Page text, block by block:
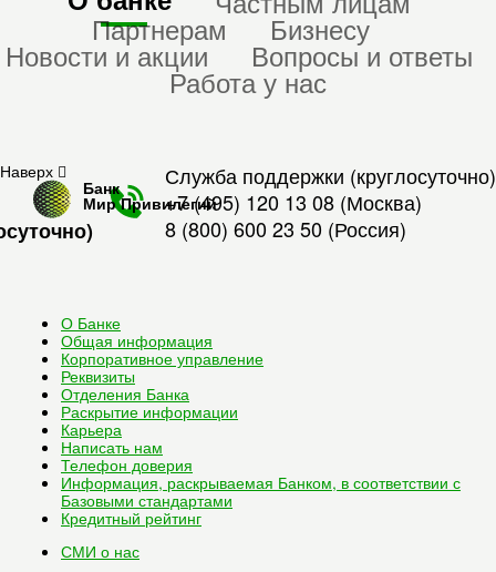
Партнерам Бизнесу
Новости и акции Вопросы и ответы
Работа у нас
Служба поддержки (круглосуточно)
+7 (495) 120 13 08 (Москва)
8 (800) 600 23 50 (Россия)
Наверх
Банк
Мир Привилегий
О Банке
Общая информация
Корпоративное управление
Реквизиты
Отделения Банка
Раскрытие информации
Карьера
Написать нам
Телефон доверия
Информация, раскрываемая Банком, в соответствии с
Базовыми стандартами
Кредитный рейтинг
СМИ о нас